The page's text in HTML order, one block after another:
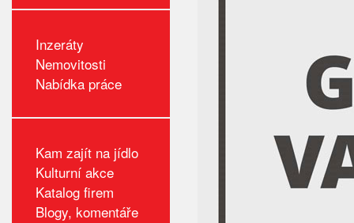
Inzeráty
Nemovitosti
Nabídka práce
Kam zajít na jídlo
Kulturní akce
Katalog firem
Blogy, komentáře